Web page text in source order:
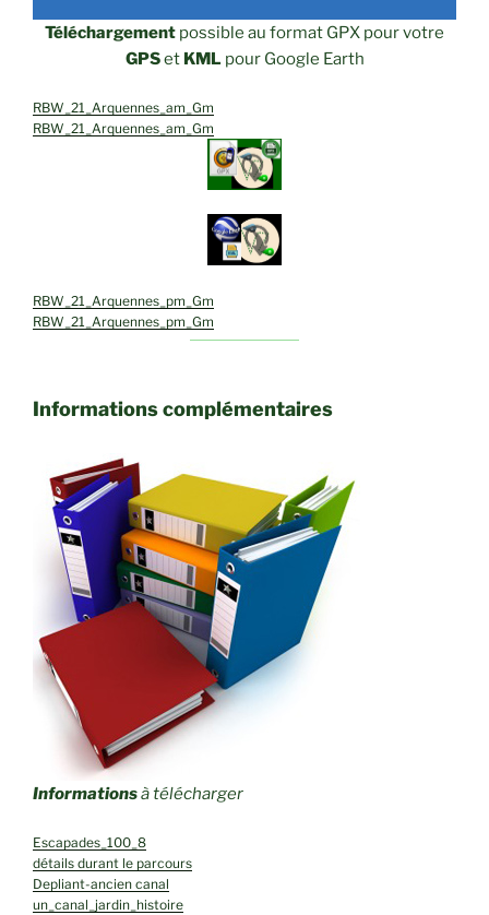
Téléchargement possible au format GPX pour votre
GPSet KML pour Google Earth
RBW_21_Arquennes_am_Gm
RBW_21_Arquennes_am_Gm
RBW_21_Arquennes_pm_Gm
RBW_21_Arquennes_pm_Gm
Informations complémentaires
Informationsà télécharger
Escapades_100_8
détails durant le parcours
Depliant-ancien canal
un_canal_jardin_histoire